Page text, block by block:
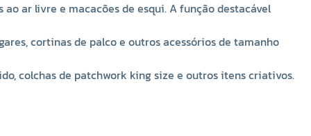
acabamento mais profissional, utilize um calcador
Acabamento:Após a costura, finalize as extremidades
desfie.
ar livre e macacões de esqui. A função destacável
cortinas de palco e outros acessórios de tamanho
colchas de patchwork king size e outros itens criativos.